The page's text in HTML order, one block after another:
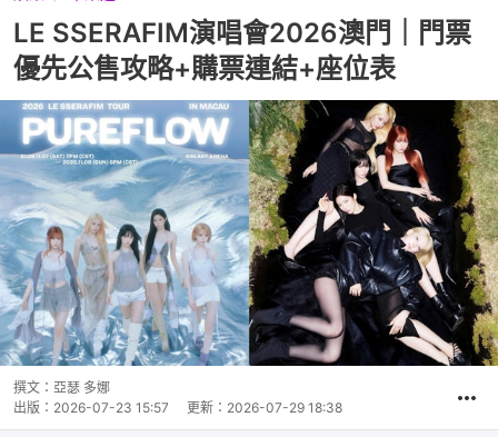
LE SSERAFIM演唱會2026澳門｜門票
優先公售攻略+購票連結+座位表
撰文： 亞瑟 多娜
出版： 2026-07-23 15:57 更新： 2026-07-29 18:38